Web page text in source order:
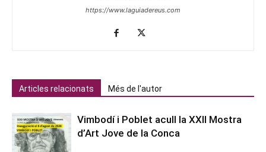
https://www.laguiadereus.com
Articles relacionats Més de l'autor
Vimbodí i Poblet acull la XXII Mostra
d’Art Jove de la Conca